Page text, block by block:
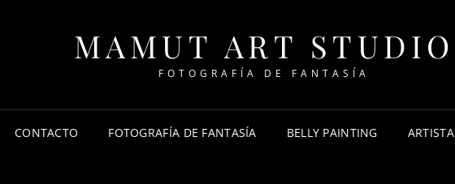
MAMUT ART STUDIO
FOTOGRAFÍA DE FANTASÍA
CONTACTO FOTOGRAFÍA DE FANTASÍA BELLY PAINTING ARTISTA